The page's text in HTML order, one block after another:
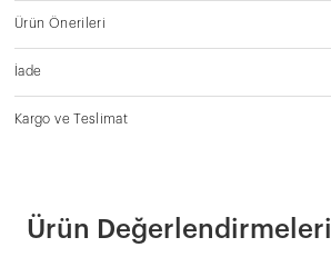
Ürün Önerileri
İade
Kargo ve Teslimat
Ürün Değerlendirmeleri